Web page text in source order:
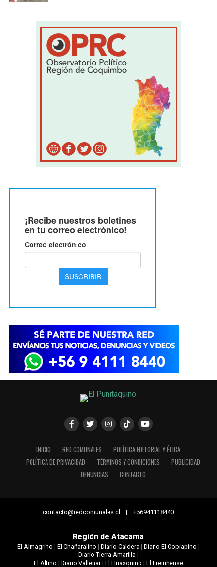
INICIO RED COMUNALES
POLÍTICA EDITORIAL Y ÉTICA
POLÍTICA DE PRIVACIDAD
TÉRMINOS Y CONDICIONES
PUBLICIDAD
DENUNCIAS
CONTACTO
contacto@redcomunales.cl | +56941118440
Región de Atacama
El Almagrino | El Chañaralino | Diario Caldera| Diario El Copiapino |
Diario Tierra Amarilla|
El Altino | Diario Vallenar| El Huasquino | El Freirinense